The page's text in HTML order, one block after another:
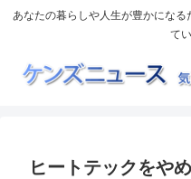
あなたの暮らしや人生が豊かにな
て
ヒートテックをや